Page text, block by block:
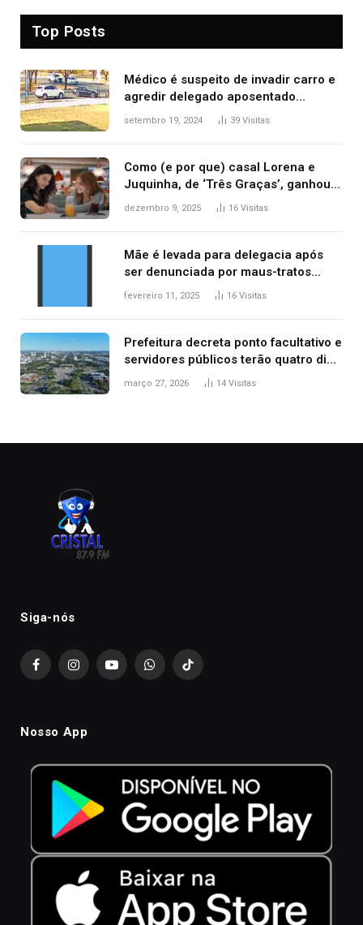
Top Posts
Médico é suspeito de invadir carro e
agredir delegado aposentado
durante confusão no trânsito
setembro 19, 2024 39 Visitas
Como (e por que) casal Lorena e
Juquinha, de ‘Três Graças’, ganhou
repercussão internacional
dezembro 9, 2025 16 Visitas
Mãe é levada para delegacia após
ser denunciada por maus-tratos
contra dois filhos, diz polícia
fevereiro 11, 2025 16 Visitas
Prefeitura decreta ponto facultativo e
servidores públicos terão quatro dias
de folga na Semana Santa
março 27, 2026 14 Visitas
Siga-nós
FacebookInstagramYouTubeWhatsAppTikTok
Nosso App